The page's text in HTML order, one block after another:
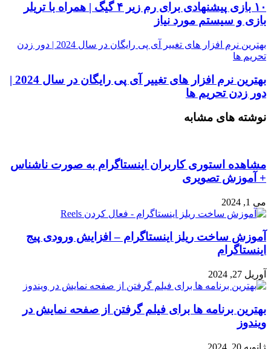
۱۰ بازی پیشنهادی برای رم زیر ۴ گیگ | همراه با تریلر
بازی و سیستم مورد نیاز
بهترین نرم افزار های تغییر آی پی رایگان در سال 2024 | دور زدن
تحریم ها
بهترین نرم افزار های تغییر آی پی رایگان در سال 2024 |
دور زدن تحریم ها
نوشته های مشابه
مشاهده استوری کاربران اینستاگرام به صورت ناشناس
+ آموزش تصویری
می 1, 2024
آموزش ساخت ریلز اینستاگرام – افزایش ورودی پیج
اینستاگرام
آوریل 27, 2024
بهترین برنامه ها برای فیلم گرفتن از صفحه نمایش در
ویندوز
ژانویه 20, 2024